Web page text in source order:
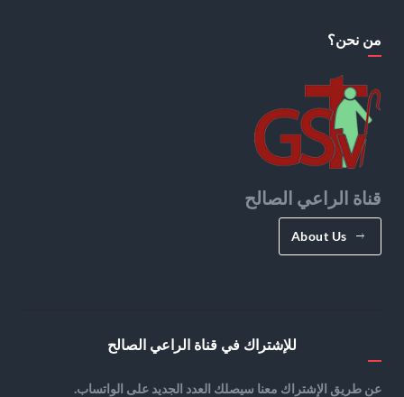
من نحن؟
قناة الراعي الصالح
About Us
للإشتراك في قناة الراعي الصالح
عن طريق الإشتراك معنا سيصلك العدد الجديد على الواتساب.